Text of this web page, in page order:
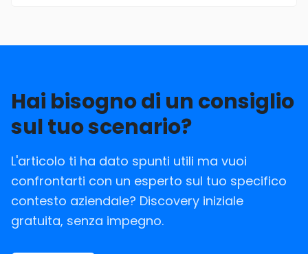
Hai bisogno di un consiglio
sul tuo scenario?
L'articolo ti ha dato spunti utili ma vuoi
confrontarti con un esperto sul tuo specifico
contesto aziendale? Discovery iniziale
gratuita, senza impegno.